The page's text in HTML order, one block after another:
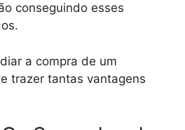
conseguindo esses
a compra de um
trazer tantas vantagens